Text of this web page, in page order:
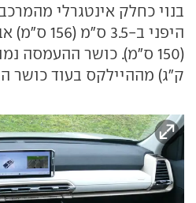
בנוי כחלק אינטגרלי
ק"ג) מההיילקס בעוד כושר הגרירה